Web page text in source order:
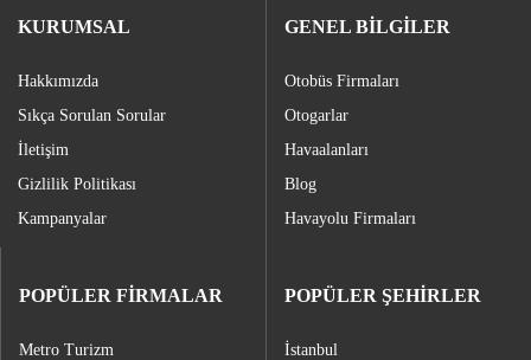
KURUMSAL
Hakkımızda
Sıkça Sorulan Sorular
İletişim
Gizlilik Politikası
Kampanyalar
GENEL BİLGİLER
Otobüs Firmaları
Otogarlar
Havaalanları
Blog
Havayolu Firmaları
POPÜLER FİRMALAR
Metro Turizm
POPÜLER ŞEHİRLER
İstanbul